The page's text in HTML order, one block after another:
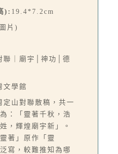
): 19.4*7.2cm
片)
聯｜廟宇│神功│德
文學館
定山對聯散稿，共一
：「靈著千秋，浩
，輝煌廟宇新」。
著」原作「靈
寫，較難推知為哪